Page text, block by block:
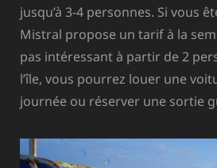
jusqu’à 3-4 personnes. Si vous
Mistral propose un tarif à la
pas intéressant à partir de 2
l’île, vous pourrez louer une
journée ou réserver une sortie